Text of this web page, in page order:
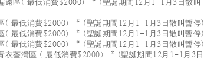
遠區( 最低消費$2000） * (聖誕期間12月1-1月3日散叫
( 最低消費$2000） * (聖誕期間12月1-1月3日散叫暫停)
( 最低消費$2000） * (聖誕期間12月1-1月3日散叫暫停)
( 最低消費$2000） * (聖誕期間12月1-1月3日散叫暫停)
衣荃灣區 ( 最低消費$2000） * (聖誕期間12月1-1月3日